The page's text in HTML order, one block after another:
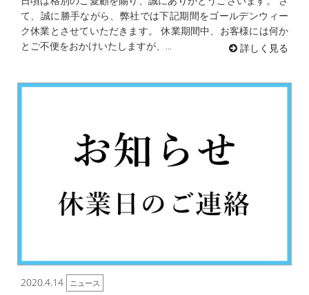
て、誠に勝手ながら、弊社では下記期間をゴールデンウィー
ク休業とさせていただきます。 休業期間中、お客様には何か
とご不便をおかけいたしますが、...
詳しく見る
2020.4.14 ニュース